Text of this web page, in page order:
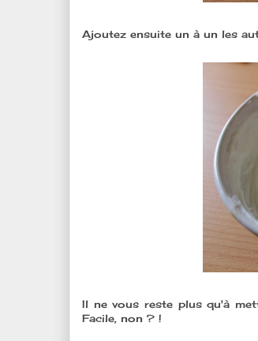
Ajoutez ensuite un à un les
Il ne vous reste plus qu'à
Facile, non ? !